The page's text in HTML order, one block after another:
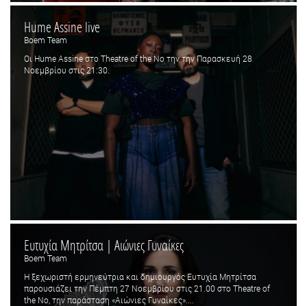
Hume Assine live
Boem Team
Οι Hume Assine στο Theatre of the No την την Παρασκευή 28
Νοεμβρίου στις 21:30.
Ευτυχία Μητρίτσα | Αιώνιες Γυναίκες
Boem Team
Η ξεχωριστή ερμηνεύτρια και δημιουργός Ευτυχία Μητρίτσα
παρουσιάζει την Πέμπτη 27 Νοεμβρίου στις 21.00 στο Theatre of
the No, την παράσταση «Αιώνιες Γυναίκες»....